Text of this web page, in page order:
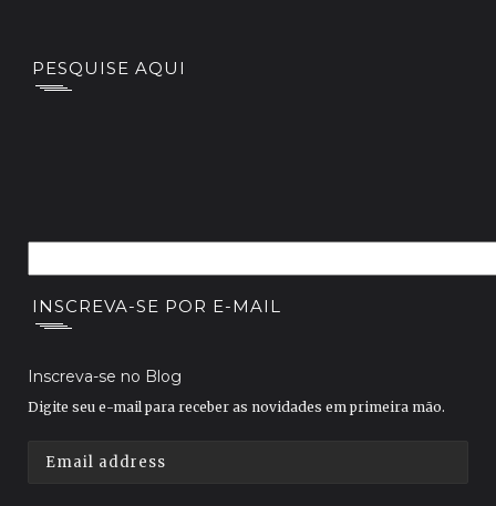
PESQUISE AQUI
INSCREVA-SE POR E-MAIL
Inscreva-se no Blog
Digite seu e-mail para receber as novidades em primeira mão.